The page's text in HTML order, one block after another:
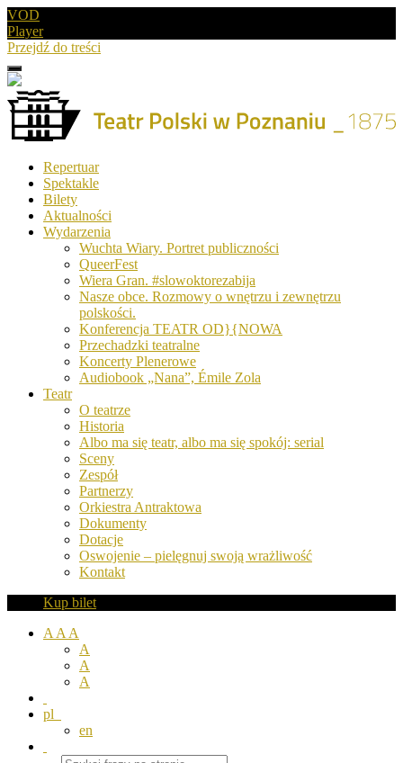
VOD
Player
Przejdź do treści
Menu
Drugie
logo
Teatr
Polski
Poznaniu
Repertuar
Spektakle
Bilety
Aktualności
Wydarzenia
Wuchta Wiary. Portret publiczności
QueerFest
Wiera Gran. #slowoktorezabija
Nasze obce. Rozmowy o wnętrzu i zewnętrzu
polskości.
Konferencja TEATR OD}{NOWA
Przechadzki teatralne
Koncerty Plenerowe
Audiobook „Nana”, Émile Zola
Teatr
O teatrze
Historia
Albo ma się teatr, albo ma się spokój: serial
Sceny
Zespół
Partnerzy
Orkiestra Antraktowa
Dokumenty
Dotacje
Oswojenie – pielęgnuj swoją wrażliwość
Kontakt
Kup bilet
A A A
A
A
A
pl
en